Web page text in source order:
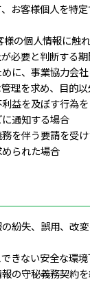
お客様個人を特
の個人情報に触
必要と判断する期
に、事業協力会
理を求め、目的
益を及ぼす行為
通知する場合
を伴う要請を受
られた場合
紛失、誤用、改
きない安全な環境
の守秘義務契約